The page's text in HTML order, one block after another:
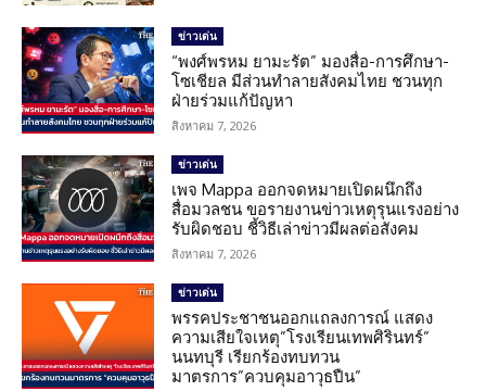
ข่าวเด่น
“พงศ์พรหม ยามะรัต” มองสื่อ-การศึกษา-
โซเชียล มีส่วนทำลายสังคมไทย ชวนทุก
ฝ่ายร่วมแก้ปัญหา
สิงหาคม 7, 2026
ข่าวเด่น
เพจ Mappa ออกจดหมายเปิดผนึกถึง
สื่อมวลชน ขอรายงานข่าวเหตุรุนแรงอย่าง
รับผิดชอบ ชี้วิธีเล่าข่าวมีผลต่อสังคม
สิงหาคม 7, 2026
ข่าวเด่น
พรรคประชาชนออกแถลงการณ์ แสดง
ความเสียใจเหตุ”โรงเรียนเทพศิรินทร์”
นนทบุรี เรียกร้องทบทวน
มาตรการ”ควบคุมอาวุธปืน”